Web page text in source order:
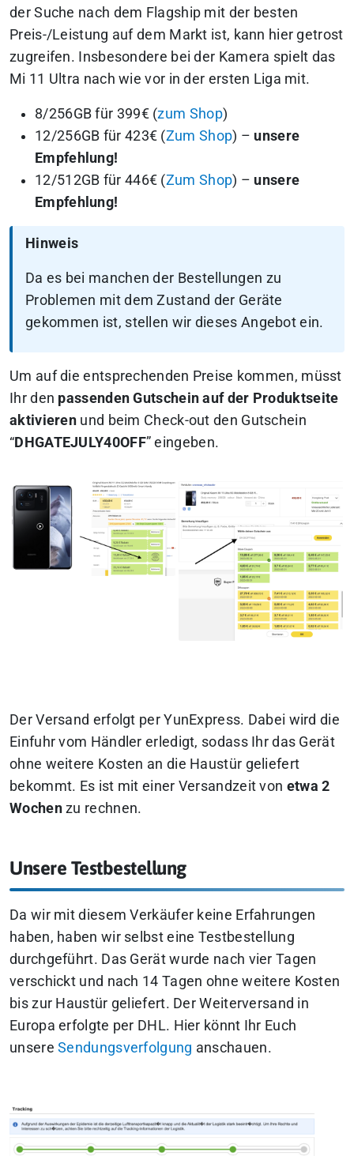
der Suche nach dem Flagship mit der besten
Preis-/Leistung auf dem Markt ist, kann hier getrost
zugreifen. Insbesondere bei der Kamera spielt das
Mi 11 Ultra nach wie vor in der ersten Liga mit.
8/256GB für 399€ (zum Shop)
12/256GB für 423€ (Zum Shop) – unsere
Empfehlung!
12/512GB für 446€ (Zum Shop) – unsere
Empfehlung!
Hinweis
Da es bei manchen der Bestellungen zu
Problemen mit dem Zustand der Geräte
gekommen ist, stellen wir dieses Angebot ein.
Um auf die entsprechenden Preise kommen, müsst
Ihr den passenden Gutschein auf der Produktseite
aktivieren und beim Check-out den Gutschein
“DHGATEJULY40OFF” eingeben.
Der Versand erfolgt per YunExpress. Dabei wird die
Einfuhr vom Händler erledigt, sodass Ihr das Gerät
ohne weitere Kosten an die Haustür geliefert
bekommt. Es ist mit einer Versandzeit von etwa 2
Wochenzu rechnen.
Unsere Testbestellung
Da wir mit diesem Verkäufer keine Erfahrungen
haben, haben wir selbst eine Testbestellung
durchgeführt. Das Gerät wurde nach vier Tagen
verschickt und nach 14 Tagen ohne weitere Kosten
bis zur Haustür geliefert. Der Weiterversand in
Europa erfolgte per DHL. Hier könnt Ihr Euch
unsereSendungsverfolgung anschauen.